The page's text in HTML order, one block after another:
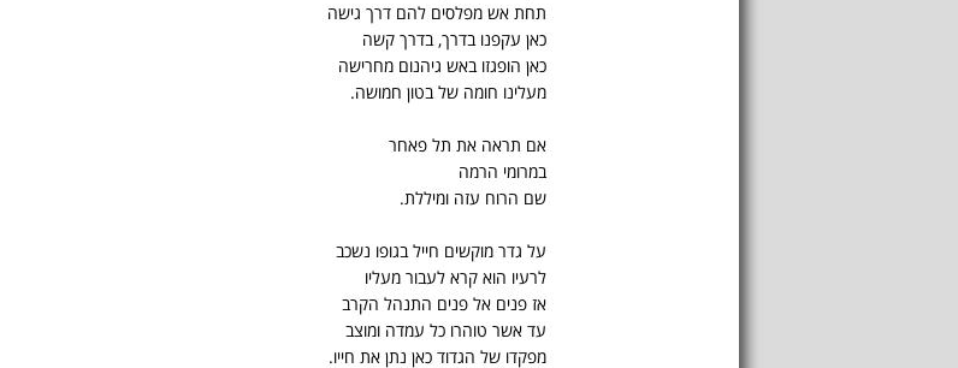
תחת אש מפלסים להם דרך גישה
כאן עקפנו בדרך, בדרך קשה
כאן הופגזו באש גיהנום מחרישה
מעלינו חומה של בטון חמושה.
אם תראה את תל פאחר
במרומי הרמה
שם הרוח עזה ומיללת.
על גדר מוקשים חייל בגופו נשכב
לרעיו הוא קרא לעבור מעליו
אז פנים אל פנים התנהל הקרב
עד אשר טוהרו כל עמדה ומוצב
מפקדו של הגדוד כאן נתן את חייו.